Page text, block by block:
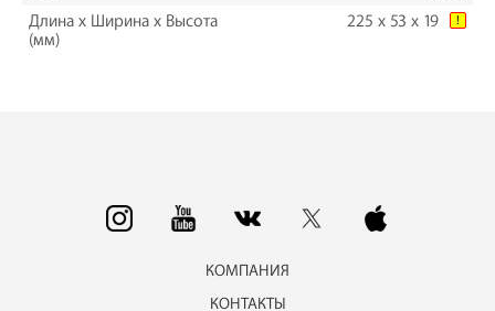
Длина х Ширина х Высота
(мм)
225 x 53 x 19 !
КОМПАНИЯ
КОНТАКТЫ